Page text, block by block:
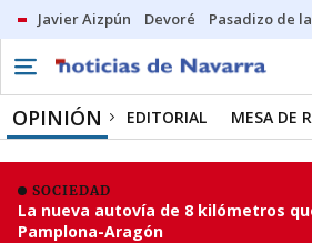
Javier Aizpún Devoré Pasadizo de
OPINIÓN EDITORIAL MESA DE
SOCIEDAD
La nueva autovía de 8 kilómetros
Pamplona-Aragón